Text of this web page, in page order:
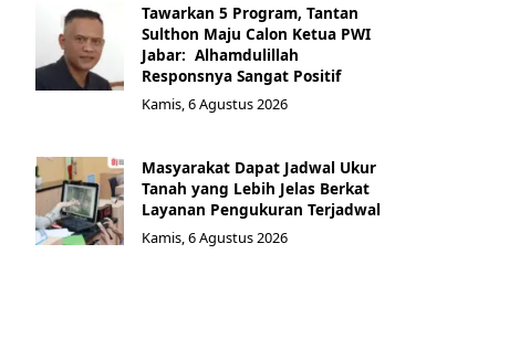
Tawarkan 5 Program, Tantan
Sulthon Maju Calon Ketua PWI
Jabar: Alhamdulillah
Responsnya Sangat Positif
Kamis, 6 Agustus 2026
Masyarakat Dapat Jadwal Ukur
Tanah yang Lebih Jelas Berkat
Layanan Pengukuran Terjadwal
Kamis, 6 Agustus 2026